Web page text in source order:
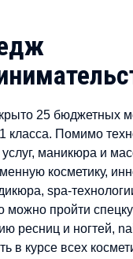
25 бюджетных
класса. Помимо
услуг, маникюра и
косметику,
spa-
можно пройти
ресниц и ногтей,
в курсе всех